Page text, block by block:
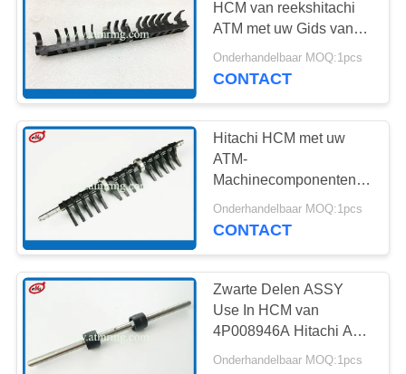
Hitachiatm Delen
285
ATM-Bankmachine
38
HCM van reekshitachi
ATM met uw Gids van
RJ B R
Onderhandelbaar MOQ:1pcs
CONTACT
Hitachi HCM met uw
ATM-
Machinecomponenten
Zwarte 4P008941A
Assy
Onderhandelbaar MOQ:1pcs
CONTACT
Zwarte Delen ASSY
Use In HCM van
4P008946A Hitachi ATM
met uw Reeks
Onderhandelbaar MOQ:1pcs